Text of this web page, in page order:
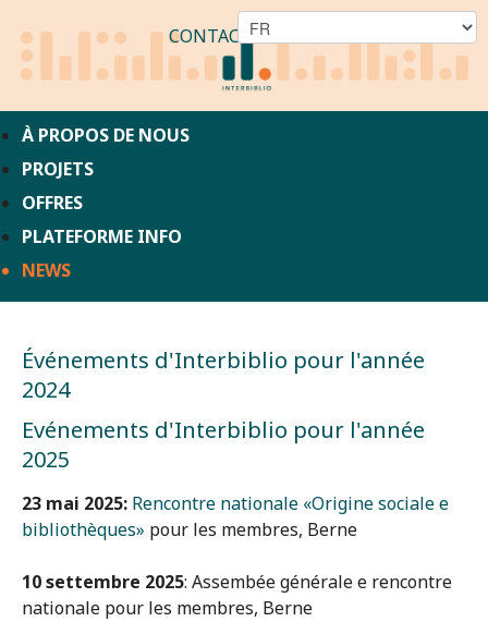
CONTACT
À PROPOS DE NOUS
PROJETS
OFFRES
PLATEFORME INFO
NEWS
Événements d'Interbiblio pour l'année
2024
Evénements d'Interbiblio pour l'année
2025
23 mai 2025: Rencontre nationale «Origine sociale e
bibliothèques» pour les membres, Berne
10 settembre 2025: Assembée générale e rencontre
nationale pour les membres, Berne